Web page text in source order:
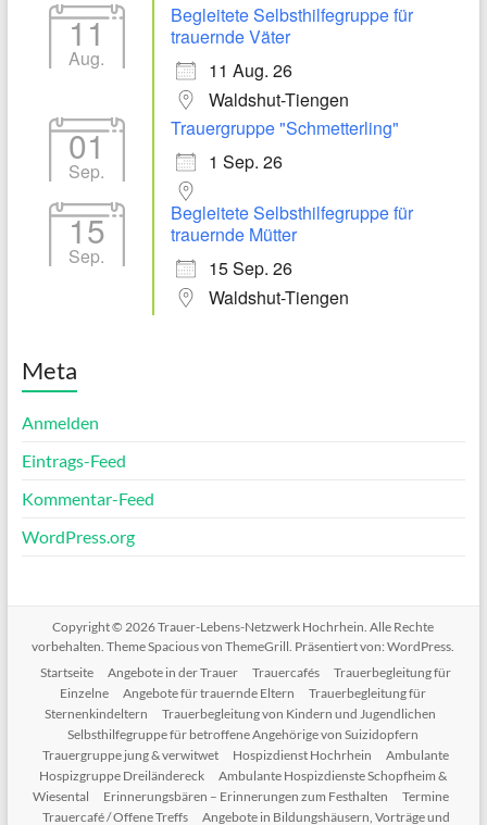
11
Aug.
Begleitete Selbsthilfegruppe für
trauernde Väter
11 Aug. 26
Waldshut-Tiengen
01
Sep.
Trauergruppe "Schmetterling"
1 Sep. 26
15
Sep.
Begleitete Selbsthilfegruppe für
trauernde Mütter
15 Sep. 26
Waldshut-Tiengen
Meta
Anmelden
Eintrags-Feed
Kommentar-Feed
WordPress.org
Copyright © 2026Trauer-Lebens-Netzwerk Hochrhein. Alle Rechte
vorbehalten. ThemeSpaciousvon ThemeGrill. Präsentiert von:WordPress.
Startseite
Angebote in der Trauer Trauercafés
Trauerbegleitung für
Einzelne
Angebote für trauernde Eltern
Trauerbegleitung für
Sternenkindeltern
Trauerbegleitung von Kindern und Jugendlichen
Selbsthilfegruppe für betroffene Angehörige von Suizidopfern
Trauergruppe jung & verwitwet
Hospizdienst Hochrhein
Ambulante
Hospizgruppe Dreiländereck
Ambulante Hospizdienste Schopfheim &
Wiesental
Erinnerungsbären – Erinnerungen zum Festhalten
Termine
Trauercafé / Offene Treffs
Angebote in Bildungshäusern, Vorträge und